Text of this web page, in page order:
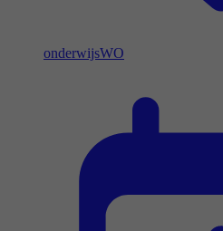
onderwijsWO